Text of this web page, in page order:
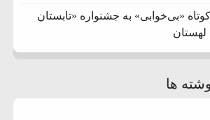
کوتاه «بی‌خوابی» به جشنواره «تابستان
لهستان
ها